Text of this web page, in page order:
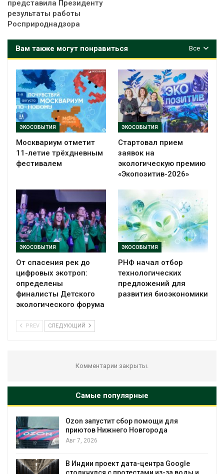
представила Президенту
результаты работы
Росприроднадзора
Все
Вам также могут понравиться
ЭКОСОБЫТИЯ
Москвариум отметит
11-летие трёхдневным
фестивалем
ЭКОСОБЫТИЯ
Стартовал прием
заявок на
экологическую премию
«Экопозитив-2026»
ЭКОСОБЫТИЯ
От спасения рек до
цифровых экотроп:
определены
финалисты Детского
экологического форума
ЭКОСОБЫТИЯ
РНФ начал отбор
технологических
предложений для
развития биоэкономики
PREV СЛЕДУЮЩИЙ
Комментарии закрыты.
Самые популярные
Солнечные панели над каналами
позволяют одновременно
вырабатывать энергию и экономить
Авг 7, 2026